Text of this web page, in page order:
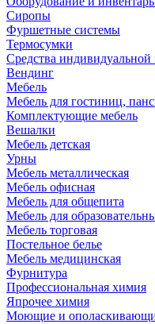
Сиропы
Фуршетные системы
Термосумки
Средства
Вендинг
Мебель
Мебель для гостиниц,
Комплектующие мебель
Вешалки
Мебель детская
Урны
Мебель металлическая
Мебель офисная
Мебель для общепита
Мебель для
Мебель торговая
Постельное белье
Мебель медицинская
Фурнитура
Профессиональная химия
Япрочее химия
Моющие и